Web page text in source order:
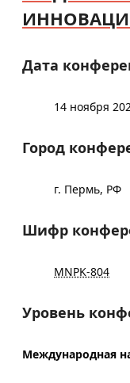
Дата
14 ноября
Город
г. Пермь, РФ
Шифр
MNPK-804
Уровень
Международная